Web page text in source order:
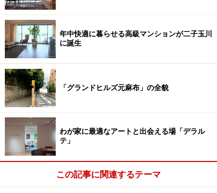
久しぶりの友人とランチ、乗り換えの多い映画館、雨の
日の買い物。そんなさまざまな場面で、手軽に乗れるセ
カンドカーはやはり重宝するものである。大きなセダン
は、車庫入れはもちろん、パーキングのスロープさえ気
を遣ってしまう。
そこで、このたび注目されるのは「ザ・パークハウス西
麻布レジデンス」に導入される初の高級外国車カーシェ
アリングサービス「プレミアムオーナーズサポート」。
提携先はドイツの有名ブランド、メルセデスベンツ。具
体的なしくみをまとめてみよう。
年中快適に暮らせる高級マンションが二子玉川
に誕生
「グランドヒルズ元麻布」の全貌
わが家に最適なアートと出会える場「デラル
テ」
この記事に関連するテーマ